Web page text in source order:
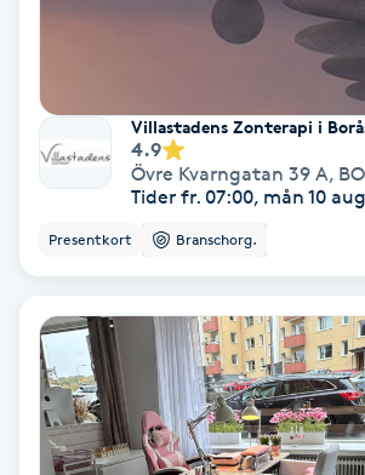
Face framing
Fet hårbotten
Fibromassage
Fillers
Fotmassage
Villastadens Zonterapi i
4.9
Övre Kvarngatan 39 A,
Tider fr. 07:00, mån 10
Presentkort Branschorg.